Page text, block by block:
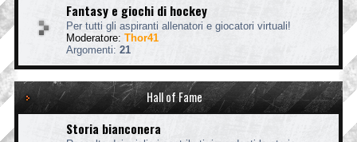
Fantasy e giochi di hockey
Per tutti gli aspiranti allenatori e giocatori virtuali!
Moderatore: Thor41
Argomenti: 21
Hall of Fame
Storia bianconera